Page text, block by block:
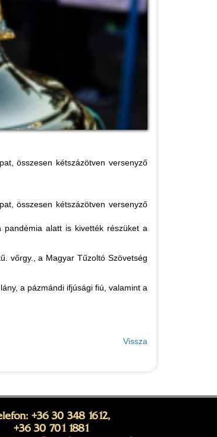
összesen kétszázötven versenyző
összesen kétszázötven versenyző
alatt is kivették részüket a
vőrgy., a Magyar Tűzoltó Szövetség
a pázmándi ifjúsági fiú, valamint a
Vissza
+36 30 348 1612,
+36 30 701 1881